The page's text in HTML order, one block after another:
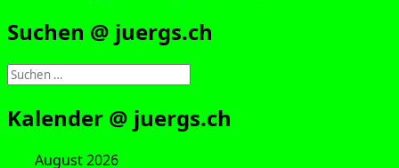
Suchen @ juergs.ch
Suchen
nach:
Kalender @ juergs.ch
August 2026